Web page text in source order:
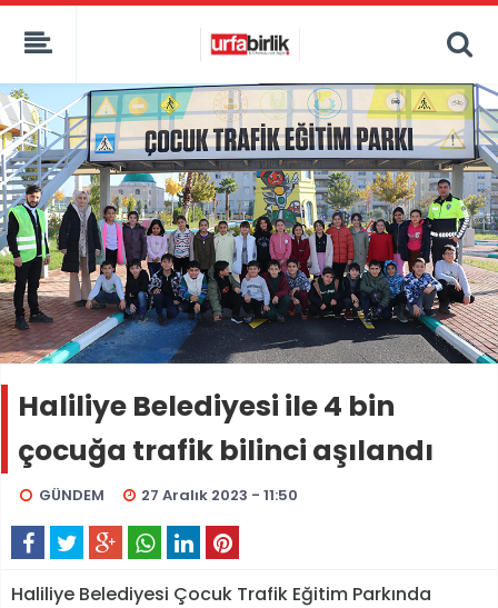
Haliliye Belediyesi ile 4 bin
çocuğa trafik bilinci aşılandı
GÜNDEM 27 Aralık 2023 - 11:50
Haliliye Belediyesi Çocuk Trafik Eğitim Parkında